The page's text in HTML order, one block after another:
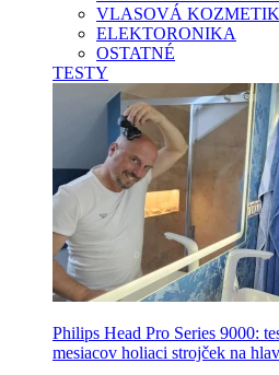
VLASOVÁ
ELEKTORONIKA
OSTATNÉ
TESTY
Philips Head Pro Series 9000:
mesiacov holiaci strojček na